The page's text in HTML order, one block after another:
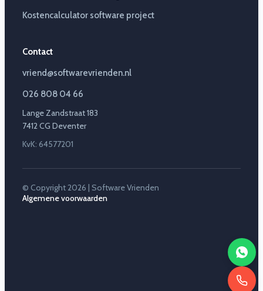
Kostencalculator software project
Contact
vriend@softwarevrienden.nl
026 808 04 66
Lange Zandstraat 183
7412 CG Deventer
KvK: 64577201
© Copyright 2026 | Software Vrienden
Algemene voorwaarden